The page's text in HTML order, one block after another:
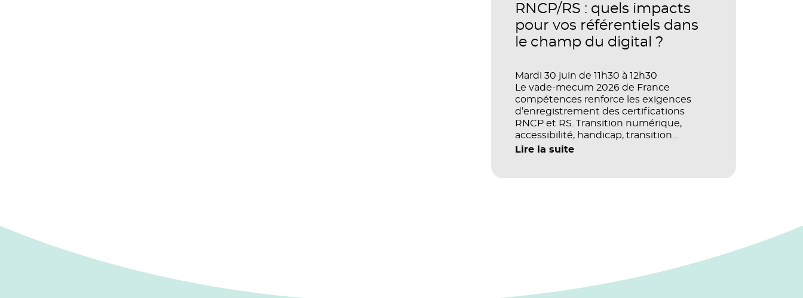
performance des organisations ?
RNCP/RS : quels impacts
pour vos référentiels dans
le champ du digital ?
Mardi 30 juin de 11h30 à 12h30
Le vade-mecum 2026 de France
compétences renforce les exigences
d’enregistrement des certifications
RNCP et RS. Transition numérique,
accessibilité, handicap, transition
écologique : quels impacts concrets pour
Lire la suite